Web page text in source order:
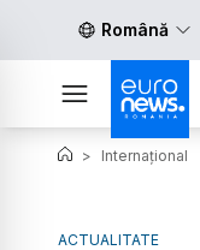
Română
> Internațional
ACTUALITATE